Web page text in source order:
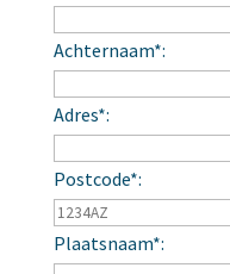
Achternaam*:
Adres*:
Postcode*:
Plaatsnaam*: